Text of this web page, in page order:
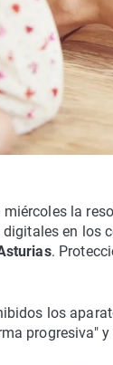
miércoles la
en los
.
los
progresiva"